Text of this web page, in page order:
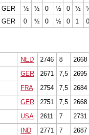
GER ½ ½ 0 ½ 0 ½
GER 0 ½ 0 ½ 0 1 0
NED 2746 8
2668
GER 2671 7,5
2695
FRA 2754 7,5
2684
GER 2751 7,5
2668
USA 2611 7
2731
IND 2771 7
2687